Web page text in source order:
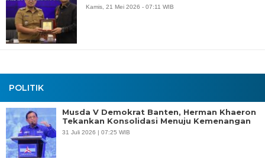
POLITIK
Musda V Demokrat Banten, Herman Khaeron
Tekankan Konsolidasi Menuju Kemenangan
31 Juli 2026 | 07:25 WIB
Kamis, 21 Mei 2026 - 07:11 WIB